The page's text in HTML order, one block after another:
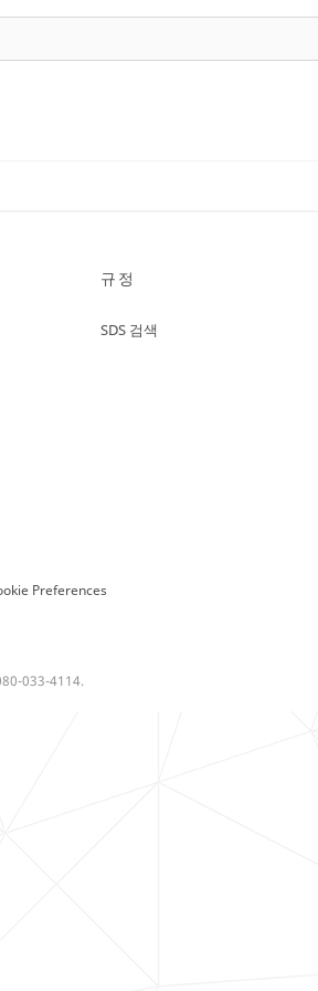
규정
SDS 검색
Preferences
033-4114.